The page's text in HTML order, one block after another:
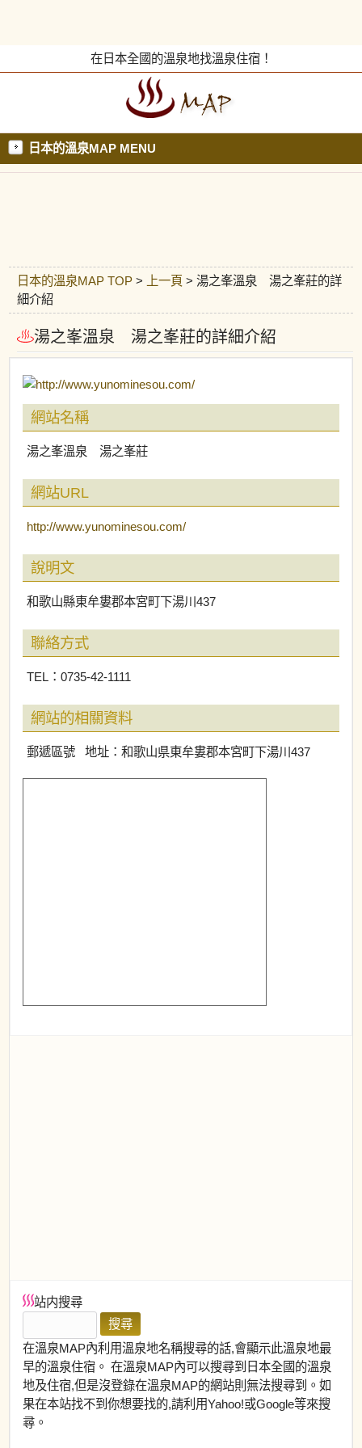
在日本全國的溫泉地找溫泉住宿！
日本的溫泉MAP MENU
日本的溫泉MAP TOP > 上一頁 > 湯之峯溫泉 湯之峯莊的詳
細介紹
湯之峯溫泉 湯之峯莊的詳細介紹
網站名稱
湯之峯溫泉 湯之峯莊
網站URL
http://www.yunominesou.com/
說明文
和歌山縣東牟婁郡本宮町下湯川437
聯絡方式
TEL：0735-42-1111
網站的相關資料
郵遞區號 地址：和歌山県東牟婁郡本宮町下湯川437
站内搜尋
在溫泉MAP內利用溫泉地名稱搜尋的話,會顯示此溫泉地最
早的溫泉住宿。 在溫泉MAP內可以搜尋到日本全國的溫泉
地及住宿,但是沒登錄在溫泉MAP的網站則無法搜尋到。如
果在本站找不到你想要找的,請利用Yahoo!或Google等來搜
尋。